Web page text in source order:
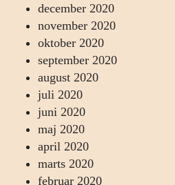
december 2020
november 2020
oktober 2020
september 2020
august 2020
juli 2020
juni 2020
maj 2020
april 2020
marts 2020
februar 2020